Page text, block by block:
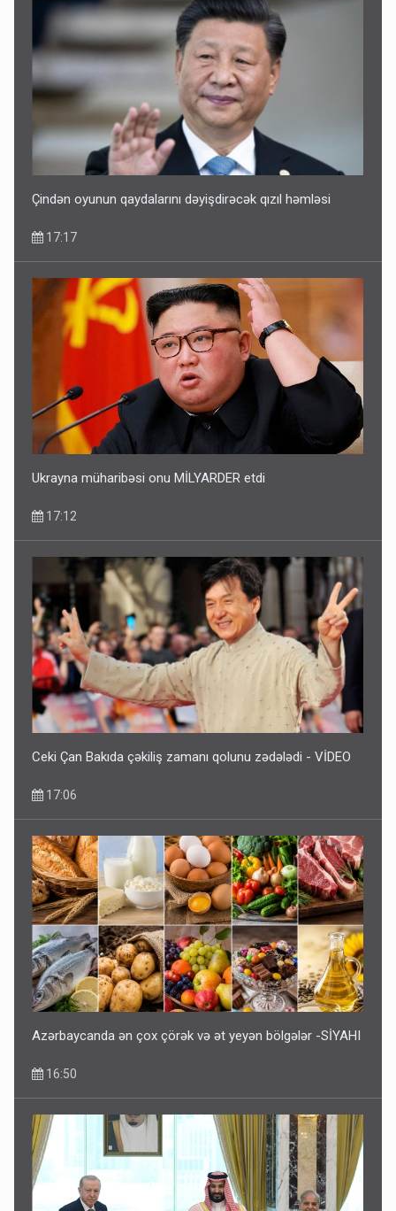
Çindən oyunun qaydalarını dəyişdirəcək qızıl həmləsi
17:17
Ukrayna müharibəsi onu MİLYARDER etdi
17:12
Ceki Çan Bakıda çəkiliş zamanı qolunu zədələdi - VİDEO
17:06
Azərbaycanda ən çox çörək və ət yeyən bölgələr -SİYAHI
16:50